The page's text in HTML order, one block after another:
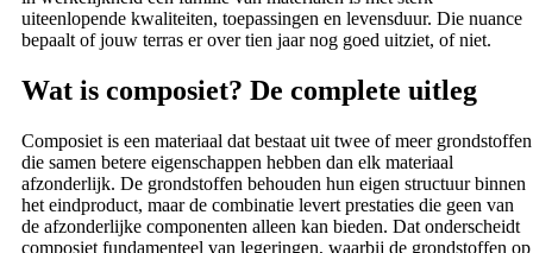
uiteenlopende kwaliteiten, toepassingen en levensduur. Die nuance
bepaalt of jouw terras er over tien jaar nog goed uitziet, of niet.
Wat is composiet? De complete uitleg
Composiet is een materiaal dat bestaat uit twee of meer grondstoffen
die samen betere eigenschappen hebben dan elk materiaal
afzonderlijk. De grondstoffen behouden hun eigen structuur binnen
het eindproduct, maar de combinatie levert prestaties die geen van
de afzonderlijke componenten alleen kan bieden. Dat onderscheidt
composiet fundamenteel van legeringen, waarbij de grondstoffen op